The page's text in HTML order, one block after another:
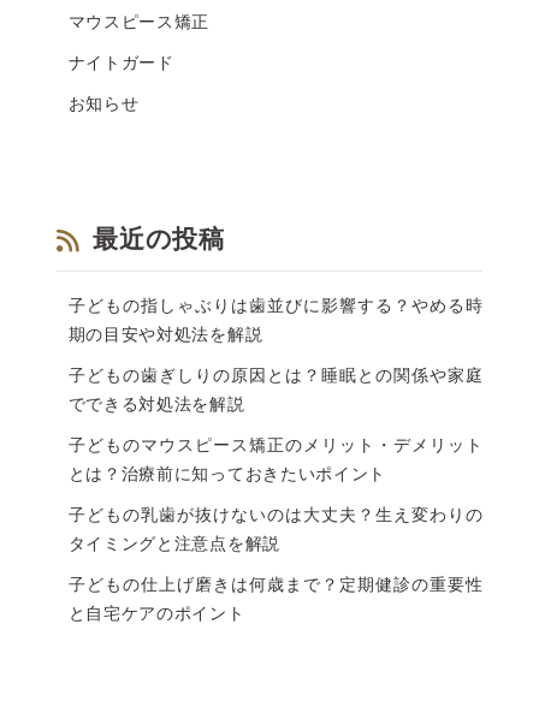
マウスピース矯正
ナイトガード
お知らせ
最近の投稿
子どもの指しゃぶりは歯並びに影響する？やめる時
期の目安や対処法を解説
子どもの歯ぎしりの原因とは？睡眠との関係や家庭
でできる対処法を解説
子どものマウスピース矯正のメリット・デメリット
とは？治療前に知っておきたいポイント
子どもの乳歯が抜けないのは大丈夫？生え変わりの
タイミングと注意点を解説
子どもの仕上げ磨きは何歳まで？定期健診の重要性
と自宅ケアのポイント